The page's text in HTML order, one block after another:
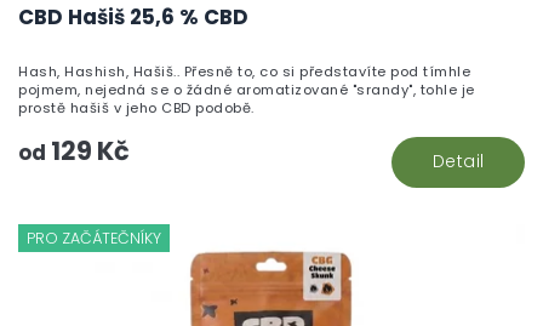
CBD Hašiš 25,6 % CBD
od 129 Kč Detail
Hash, Hashish, Hašiš.. Přesně to, co si představíte pod tímhle
pojmem, nejedná se o žádné aromatizované "srandy", tohle je
prostě hašiš v jeho CBD podobě.
PRO ZAČÁTEČNÍKY